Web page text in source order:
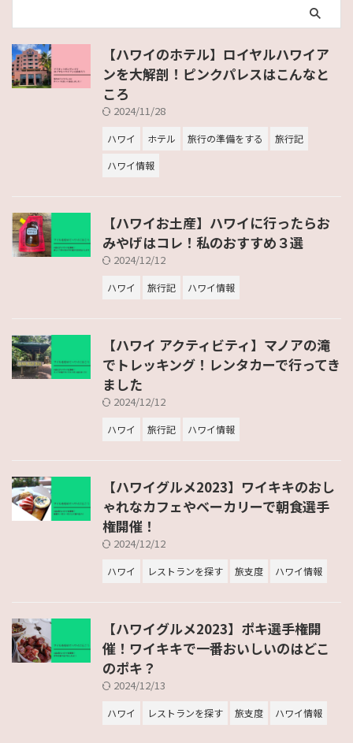
【ハワイのホテル】ロイヤルハワイア
ンを大解剖！ピンクパレスはこんなと
ころ
2024/11/28
ハワイ ホテル 旅行の準備をする
旅行記
ハワイ情報
【ハワイお土産】ハワイに行ったらお
みやげはコレ！私のおすすめ３選
2024/12/12
ハワイ 旅行記 ハワイ情報
【ハワイ アクティビティ】マノアの滝
でトレッキング！レンタカーで行ってき
ました
2024/12/12
ハワイ 旅行記 ハワイ情報
【ハワイグルメ2023】ワイキキのおし
ゃれなカフェやベーカリーで朝食選手
権開催！
2024/12/12
ハワイ レストランを探す 旅支度 ハワイ情報
【ハワイグルメ2023】ポキ選手権開
催！ワイキキで一番おいしいのはどこ
のポキ？
2024/12/13
ハワイ レストランを探す 旅支度 ハワイ情報